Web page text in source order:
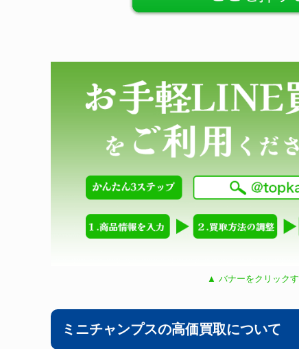
▲ バナーをクリックす
ミニチャンプスの高価買取について